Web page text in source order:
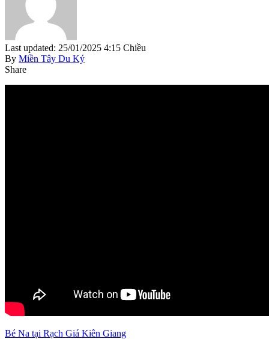
Last updated: 25/01/2025 4:15 Chiều
By Miền Tây Du Ký
Share
Bé Na tại Rạch Giá Kiên Giang